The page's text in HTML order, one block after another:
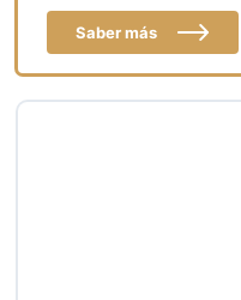
Saber más